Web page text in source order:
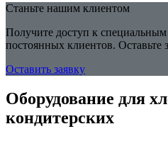
Станьте нашим клиентом
Получите доступ к
постоянных клиентов. Оставьте
Оставить заявку
Оборудование для
кондитерских